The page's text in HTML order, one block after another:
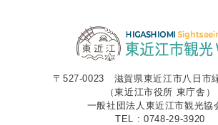
〒527-0023 滋賀県東近江市八日市
（東近江市役所 東庁舎）
一般社団法人東近江市観光
TEL : 0748-29-3920